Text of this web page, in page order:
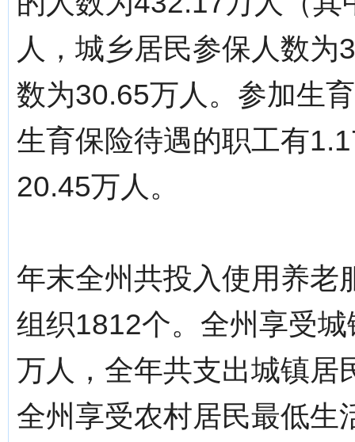
人，城乡居民参保人数
数为30.65万人。参加生
生育保险待遇的职工有
20.45万人。
年末全州共投入使用养老
组织1812个。全州享受
万人，全年共支出城镇居
全州享受农村居民最低生